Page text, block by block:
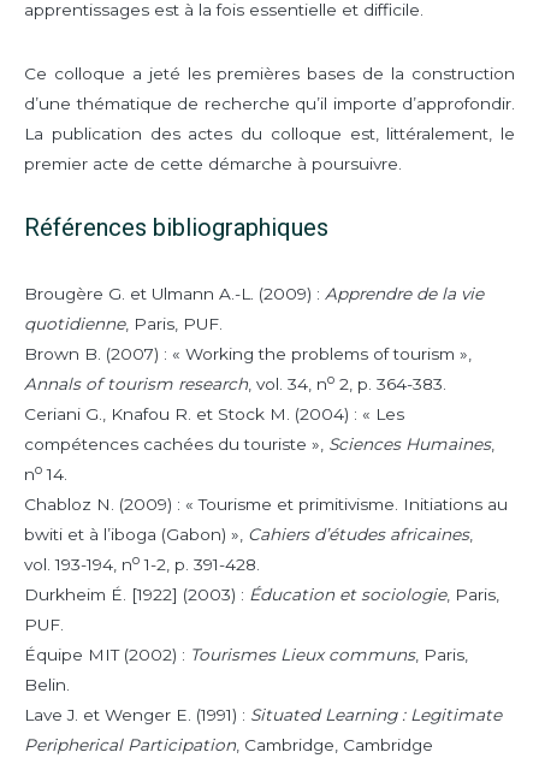
apprentissages est à la fois essentielle et difficile.
Ce colloque a jeté les premières bases de la construction
d’une thématique de recherche qu’il importe d’approfondir.
La publication des actes du colloque est, littéralement, le
premier acte de cette démarche à poursuivre.
Références bibliographiques
Brougère G. et Ulmann A.-L. (2009) : Apprendre de la vie
quotidienne, Paris, PUF.
Brown B. (2007) : « Working the problems of tourism »,
Annals of tourism research , vol. 34, no 2, p. 364-383.
Ceriani G., Knafou R. et Stock M. (2004) : « Les
compétences cachées du touriste », Sciences Humaines,
no 14.
Chabloz N. (2009) : « Tourisme et primitivisme. Initiations au
bwiti et à l’iboga (Gabon) », Cahiers d’études africaines,
vol. 193-194, no 1-2, p. 391-428.
Durkheim É. [1922] (2003) : Éducation et sociologie, Paris,
PUF.
Équipe MIT(2002) : Tourismes Lieux communs, Paris,
Belin.
Lave J. et Wenger E. (1991) : Situated Learning : Legitimate
Peripherical Participation , Cambridge, Cambridge